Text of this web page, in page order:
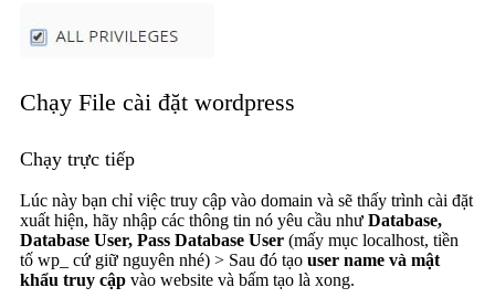
Chạy File cài đặt wordpress
Chạy trực tiếp
Lúc này bạn chỉ việc truy cập vào domain và sẽ thấy trình cài đặt
xuất hiện, hãy nhập các thông tin nó yêu cầu như Database,
Database User, Pass Database User (mấy mục localhost, tiền
tố wp_ cứ giữ nguyên nhé) > Sau đó tạo user name và mật
khẩu truy cập vào website và bấm tạo là xong.